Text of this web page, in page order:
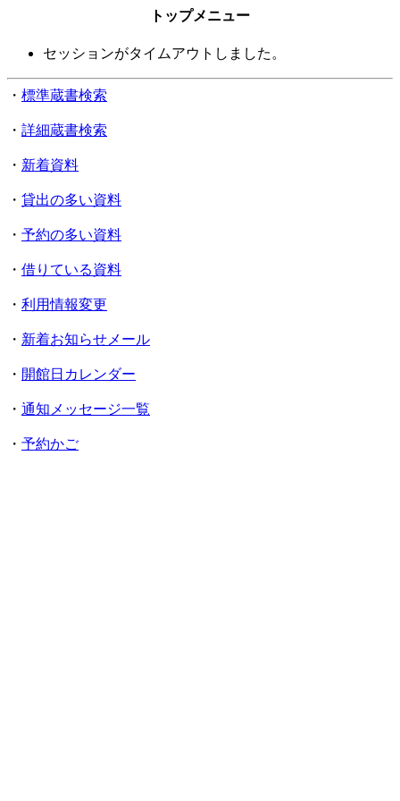
トップメニュー
セッションがタイムアウトしました。
・ 標準蔵書検索
・ 詳細蔵書検索
・ 新着資料
・ 貸出の多い資料
・ 予約の多い資料
・ 借りている資料
・ 利用情報変更
・ 新着お知らせメール
・ 開館日カレンダー
・ 通知メッセージ一覧
・ 予約かご